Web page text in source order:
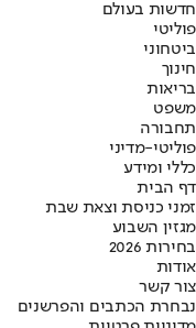
חדשות בעולם
פוליטי
ביטחוני
חינוך
בריאות
משפט
תחבורה
פוליטי-מדיני
כללי ומידע
דף הבית
זמני כניסת וצאת שבת
מגזין השבוע
בחירות 2026
אודות
צור קשר
נבחרת הכתבים והפרשנים